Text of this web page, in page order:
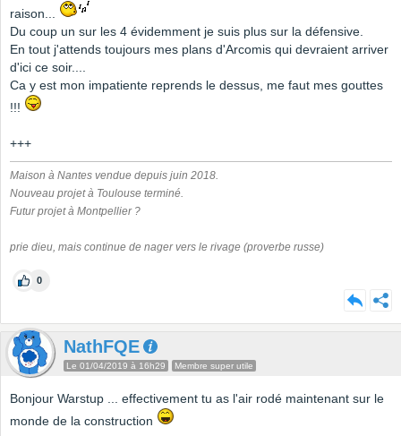
raison...
Du coup un sur les 4 évidemment je suis plus sur la défensive.
En tout j'attends toujours mes plans d'Arcomis qui devraient arriver
d'ici ce soir....
Ca y est mon impatiente reprends le dessus, me faut mes gouttes
!!!
+++
Maison à Nantes vendue depuis juin 2018.
Nouveau projet à Toulouse terminé.
Futur projet à Montpellier ?
prie dieu, mais continue de nager vers le rivage (proverbe russe)
0
NathFQE
Le 01/04/2019 à 16h29 Membre super utile
Bonjour Warstup ... effectivement tu as l'air rodé maintenant sur le
monde de la construction